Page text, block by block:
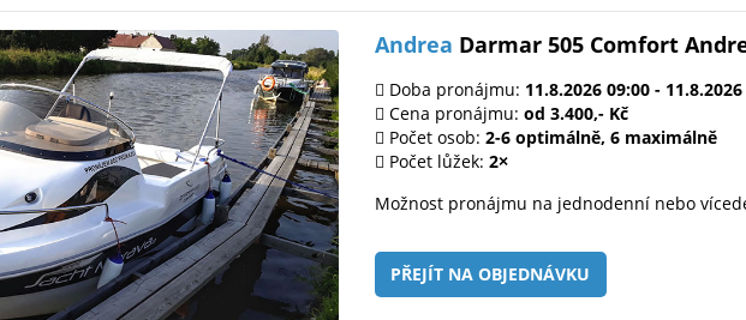
Andrea Darmar 505 Comfort
Doba pronájmu: 11.8.2026 09:00 -
Cena pronájmu: od 3.400,- Kč
Počet osob: 2-6 optimálně, 6 maximálně
Počet lůžek: 2×
Možnost pronájmu na jednodenní nebo
PŘEJÍT NA OBJEDNÁVKU